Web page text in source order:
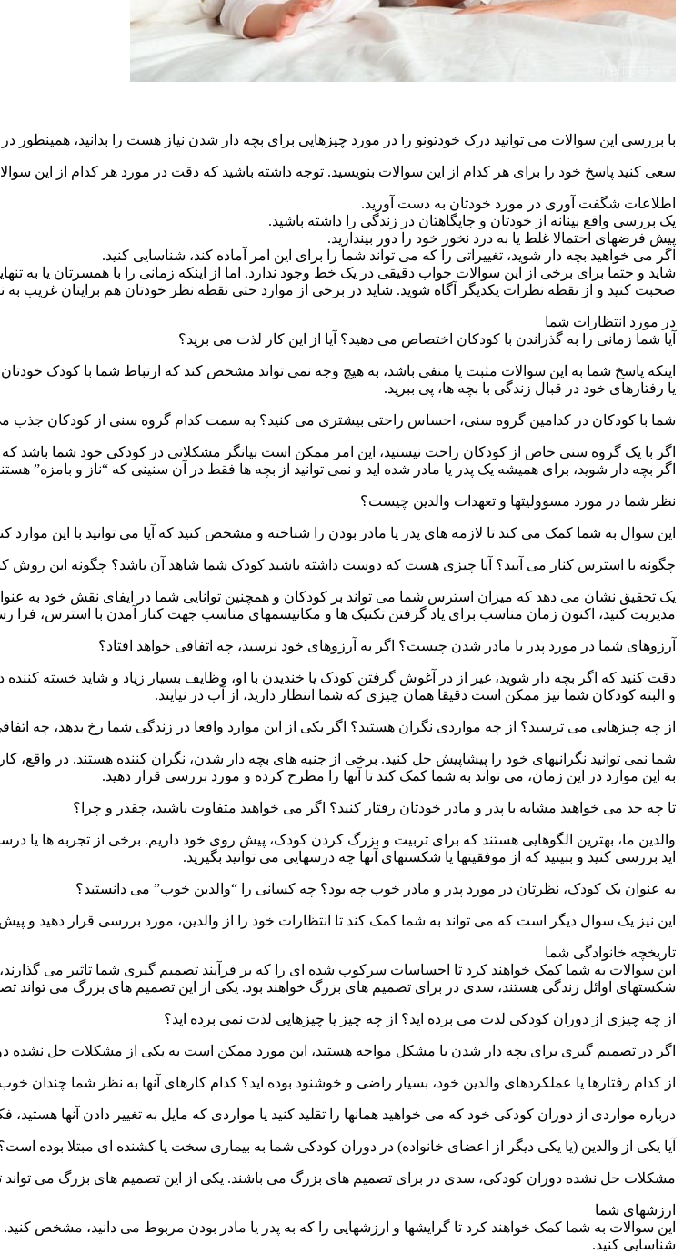
با بررسی این سوالات می توانید درک خودتونو را در مورد چیزهایی برای بچه دار شدن نیاز هست را بدانید، همینطور
سعی کنید پاسخ خود را برای هر کدام از این سوالات بنویسید. توجه داشته باشید که دقت در مورد هر کدام از این
اطلاعات شگفت آوری در مورد خودتان به دست آورید.
یک بررسی واقع بینانه از خودتان و جایگاهتان در زندگی را داشته باشید.
پیش فرضهای احتمالا غلط یا به درد نخور خود را دور بیندازید.
اگر می خواهید بچه دار شوید، تغییراتی را که می تواند شما را برای این امر آماده کند، شناسایی کنید.
شاید و حتما برای برخی از این سوالات جواب دقیقی در یک خط وجود ندارد. اما از اینکه زمانی را با همسرتان یا به
صحبت کنید و از نقطه نظرات یکدیگر آگاه شوید. شاید در برخی از موارد حتی نقطه نظر خودتان هم برایتان غریب به
در مورد انتظارات شما
آیا شما زمانی را به گذراندن با کودکان اختصاص می دهید؟ آیا از این کار لذت می برید؟
اینکه پاسخ شما به این سوالات مثبت یا منفی باشد، به هیچ وجه نمی تواند مشخص کند که ارتباط شما با کودک
یا رفتارهای خود در قبال زندگی با بچه ها، پی ببرید.
شما با کودکان در کدامین گروه سنی، احساس راحتی بیشتری می کنید؟ به سمت کدام گروه سنی از کودکان جذب
اگر با یک گروه سنی خاص از کودکان راحت نیستید، این امر ممکن است بیانگر مشکلاتی در کودکی خود شما باشد که
اگر بچه دار شوید، برای همیشه یک پدر یا مادر شده اید و نمی توانید از بچه ها فقط در آن سنینی که “ناز و بامزه”
نظر شما در مورد مسوولیتها و تعهدات والدین چیست؟
این سوال به شما کمک می کند تا لازمه های پدر یا مادر بودن را شناخته و مشخص کنید که آیا می توانید با این موارد
چگونه با استرس کنار می آیید؟ آیا چیزی هست که دوست داشته باشید کودک شما شاهد آن باشد؟ چگونه این روش
یک تحقیق نشان می دهد که میزان استرس شما می تواند بر کودکان و همچنین توانایی شما در ایفای نقش خود به
مدیریت کنید، اکنون زمان مناسب برای یاد گرفتن تکنیک ها و مکانیسمهای مناسب جهت کنار آمدن با استرس، فرا
آرزوهای شما در مورد پدر یا مادر شدن چیست؟ اگر به آرزوهای خود نرسید، چه اتفاقی خواهد افتاد؟
دقت کنید که اگر بچه دار شوید، غیر از در آغوش گرفتن کودک یا خندیدن با او، وظایف بسیار زیاد و شاید خسته
و البته کودکان شما نیز ممکن است دقیقا همان چیزی که شما انتظار دارید، از آب در نیایند.
از چه چیزهایی می ترسید؟ از چه مواردی نگران هستید؟ اگر یکی از این موارد واقعا در زندگی شما رخ بدهد، چه
شما نمی توانید نگرانیهای خود را پیشاپیش حل کنید. برخی از جنبه های بچه دار شدن، نگران کننده هستند. در
به این موارد در این زمان، می تواند به شما کمک کند تا آنها را مطرح کرده و مورد بررسی قرار دهید.
تا چه حد می خواهید مشابه با پدر و مادر خودتان رفتار کنید؟ اگر می خواهید متفاوت باشید، چقدر و چرا؟
والدین ما، بهترین الگوهایی هستند که برای تربیت و بزرگ کردن کودک، پیش روی خود داریم. برخی از تجربه ها یا
اید بررسی کنید و ببینید که از موفقیتها یا شکستهای آنها چه درسهایی می توانید بگیرید.
به عنوان یک کودک، نظرتان در مورد پدر و مادر خوب چه بود؟ چه کسانی را “والدین خوب” می دانستید؟
این نیز یک سوال دیگر است که می تواند به شما کمک کند تا انتظارات خود را از والدین، مورد بررسی قرار دهید و
تاریخچه خانوادگی شما
این سوالات به شما کمک خواهند کرد تا احساسات سرکوب شده ای را که بر فرآیند تصمیم گیری شما تاثیر می
شکستهای اوائل زندگی هستند، سدی در برای تصمیم های بزرگ خواهند بود. یکی از این تصمیم های بزرگ می تواند
از چه چیزی از دوران کودکی لذت می برده اید؟ از چه چیز یا چیزهایی لذت نمی برده اید؟
اگر در تصمیم گیری برای بچه دار شدن با مشکل مواجه هستید، این مورد ممکن است به یکی از مشکلات حل نشده
از کدام رفتارها یا عملکردهای والدین خود، بسیار راضی و خوشنود بوده اید؟ کدام کارهای آنها به نظر شما چندان
درباره مواردی از دوران کودکی خود که می خواهید همانها را تقلید کنید یا مواردی که مایل به تغییر دادن آنها هستید،
آیا یکی از والدین (یا یکی دیگر از اعضای خانواده) در دوران کودکی شما به بیماری سخت یا کشنده ای مبتلا بوده
مشکلات حل نشده دوران کودکی، سدی در برای تصمیم های بزرگ می باشند. یکی از این تصمیم های بزرگ می تواند
ارزشهای شما
این سوالات به شما کمک خواهند کرد تا گرایشها و ارزشهایی را که به پدر یا مادر بودن مربوط می دانید، مشخص
شناسایی کنید.